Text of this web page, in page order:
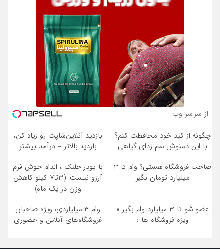
از سراسر وب
چگونه از کبد خود محافظت کنم؟
با این دمنوش سم زدای گیاهی
بازدید آنلاین‌شاپت رو زیاد کن،
بازدید بالاتر = درآمد بیشتر
صاحب فروشگاه هستی؟ وام تا ۳
میلیارد تومان بگیر
با پودر جلبک ، اندام خوش فرم
آرزو نیست! (3تا7 کیلو کاهش
وزن در یک ماه)
عضو شو تا 3 میلیارد وام بگیر «
ویژه فروشگاه ها »
وام ۳ میلیاردی، ویژه صاحبان
فروشگاه‌های آنلاین و حضوری